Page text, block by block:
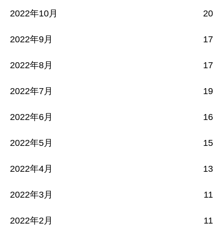
2022年10月 20
2022年9月 17
2022年8月 17
2022年7月 19
2022年6月 16
2022年5月 15
2022年4月 13
2022年3月 11
2022年2月 11